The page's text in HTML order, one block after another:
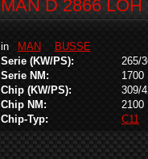
MAN D 2866 LOH
in MAN
BUSSE
Serie (KW/PS):
265/
Serie NM:
1700
Chip (KW/PS):
309/
Chip NM:
2100
Chip-Typ:
C11